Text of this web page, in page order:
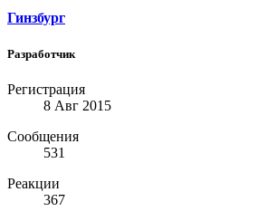
Гинзбург
Разработчик
Регистрация
8 Авг 2015
Сообщения
531
Реакции
367